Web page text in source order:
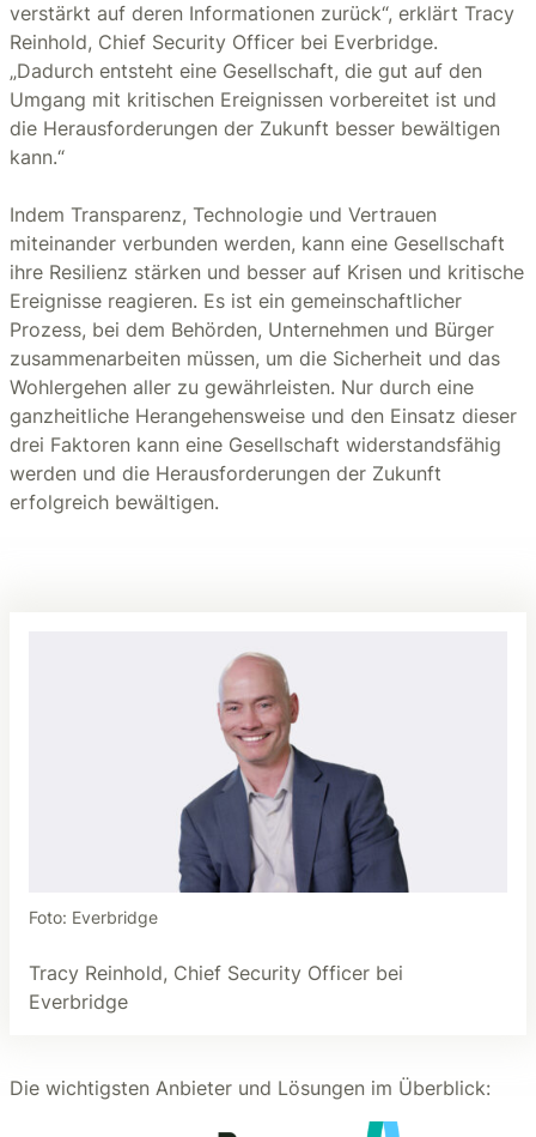
verstärkt auf deren Informationen zurück“, erklärt Tracy
Reinhold, Chief Security Officer bei Everbridge.
„Dadurch entsteht eine Gesellschaft, die gut auf den
Umgang mit kritischen Ereignissen vorbereitet ist und
die Herausforderungen der Zukunft besser bewältigen
kann.“
Indem Transparenz, Technologie und Vertrauen
miteinander verbunden werden, kann eine Gesellschaft
ihre Resilienz stärken und besser auf Krisen und kritische
Ereignisse reagieren. Es ist ein gemeinschaftlicher
Prozess, bei dem Behörden, Unternehmen und Bürger
zusammenarbeiten müssen, um die Sicherheit und das
Wohlergehen aller zu gewährleisten. Nur durch eine
ganzheitliche Herangehensweise und den Einsatz dieser
drei Faktoren kann eine Gesellschaft widerstandsfähig
werden und die Herausforderungen der Zukunft
erfolgreich bewältigen.
Foto: Everbridge
Tracy Reinhold, Chief Security Officer bei
Everbridge
Die wichtigsten Anbieter und Lösungen im Überblick: